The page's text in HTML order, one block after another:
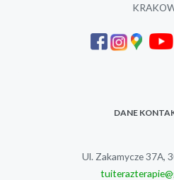
DANE
Ul. Zakamycze 37A,